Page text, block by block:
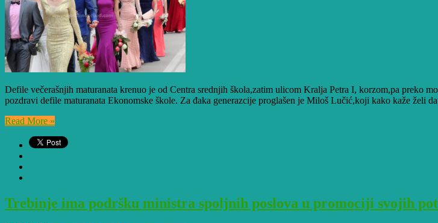
Defile večerašnjih maturanata krenuo je od Centra srednjih škola,zatim ulicom Kralja Petra I, korzom,pa preko
pozdravi defile maturanata Ekonomske škole. Za đaka generazcije proglašen je Miloš Lučić,koji kako kaže želi
Read More »
Trebinje ima podršku ministra spoljnih poslova u promociji svojih